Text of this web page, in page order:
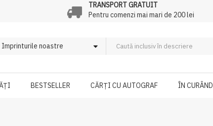
TRANSPORT GRATUIT
Pentru comenzi mai mari de 200 lei
BESTSELLER CĂRȚI CU AUTOGRAF ÎN CURÂND